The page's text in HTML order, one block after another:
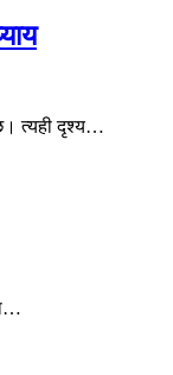
त्यही दृश्य…